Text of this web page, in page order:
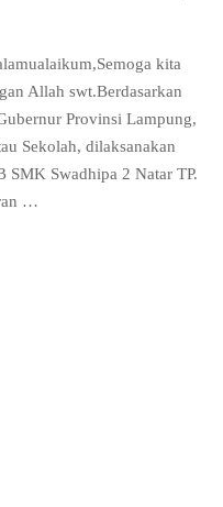
kita
Allah swt.Berdasarkan
Provinsi Lampung,
Sekolah, dilaksanakan
SMK Swadhipa 2 Natar TP.
…